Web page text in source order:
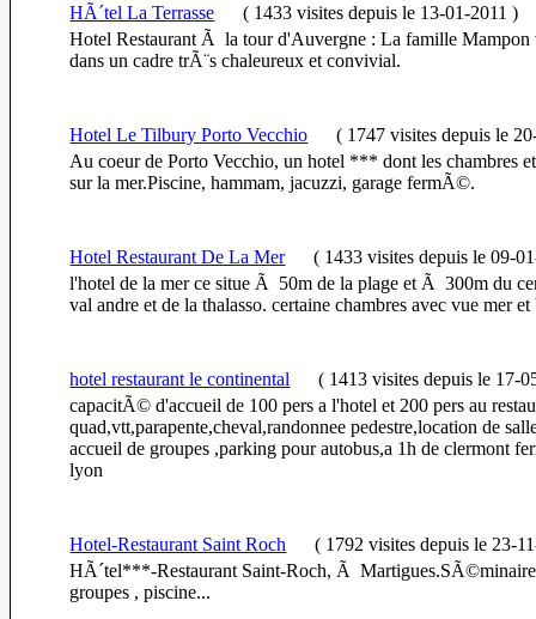
HÃ´tel La Terrasse ( 1433 visitesdepuis le 13-01-2011 )
Hotel Restaurant Ã la tour d'Auvergne : La famille Mampon
dans un cadre trÃ¨s chaleureux et convivial.
Hotel Le Tilbury Porto Vecchio ( 1747 visitesdepuis le
Au coeur de Porto Vecchio, un hotel *** dont les chambres
sur la mer.Piscine, hammam, jacuzzi, garage fermÃ©.
Hotel Restaurant De La Mer( 1433 visitesdepuis le 09-
l'hotel de la mer ce situe Ã 50m de la plage et Ã 300m du
val andre et de la thalasso. certaine chambres avec vue mer
hotel restaurant le continental ( 1413 visitesdepuis le 17-
capacitÃ© d'accueil de 100 pers a l'hotel et 200 pers au
quad,vtt,parapente,cheval,randonnee pedestre,location de
accueil de groupes ,parking pour autobus,a 1h de clermont
lyon
Hotel-Restaurant Saint Roch ( 1792 visitesdepuis le 23-
HÃ´tel***-Restaurant Saint-Roch, Ã
groupes , piscine...